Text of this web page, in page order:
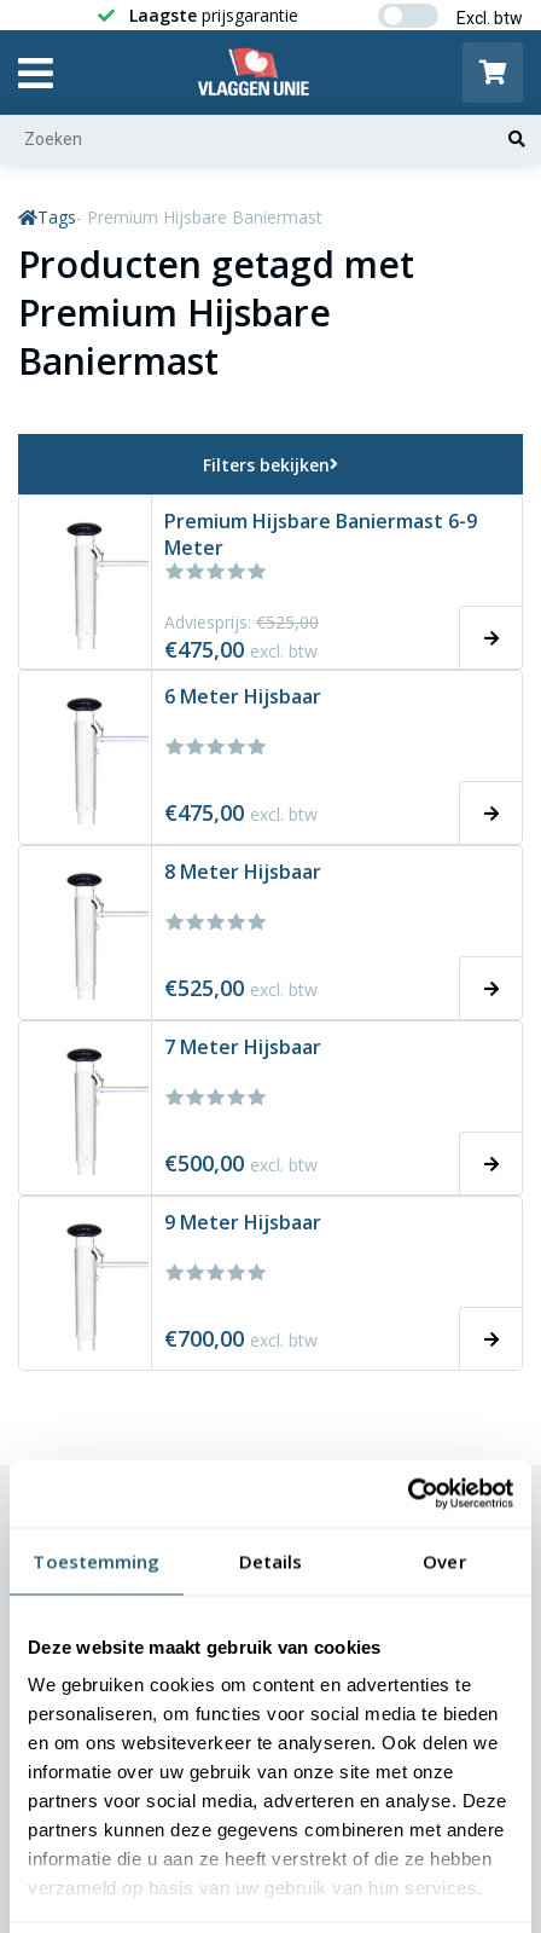
Toestemming Details Over
Deze website maakt gebruik van cookies
We gebruiken cookies om content en advertenties te
personaliseren, om functies voor social media te bieden
en om ons websiteverkeer te analyseren. Ook delen we
informatie over uw gebruik van onze site met onze
partners voor social media, adverteren en analyse. Deze
partners kunnen deze gegevens combineren met andere
informatie die u aan ze heeft verstrekt of die ze hebben
verzameld op basis van uw gebruik van hun services.
Laagste prijsgarantie Gratis
Tags- Premium Hijsbare Baniermast
Producten getagd met
Premium Hijsbare
Baniermast
Filters bekijken
Premium Hijsbare Baniermast 6-9
Meter
Adviesprijs: €525,00
€475,00 excl. btw
6 Meter Hijsbaar
€475,00 excl. btw
8 Meter Hijsbaar
€525,00 excl. btw
7 Meter Hijsbaar
€500,00 excl. btw
9 Meter Hijsbaar
€700,00 excl. btw
Direct het juiste vakantiegevoel
Landal - Marianne
Onze gasten moeten vanaf aankomst het vakantiegevoel
ervaren. De vlaggen bij onze parken zetten direct de juiste
toon. Dankzij de nette uitstraling oogt elke locatie
verzorgd en uitnodigend. We zijn zeer tevreden over de
samenwerking.